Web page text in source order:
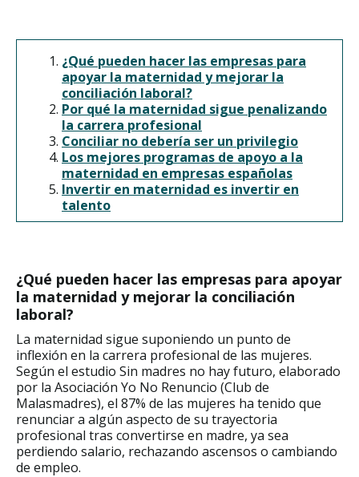
¿Qué pueden hacer las empresas para
apoyar la maternidad y mejorar la
conciliación laboral?
Por qué la maternidad sigue penalizando
la carrera profesional
Conciliar no debería ser un privilegio
Los mejores programas de apoyo a la
maternidad en empresas españolas
Invertir en maternidad es invertir en
talento
¿Qué pueden hacer las empresas para apoyar
la maternidad y mejorar la conciliación
laboral?
La maternidad sigue suponiendo un punto de
inflexión en la carrera profesional de las mujeres.
Según el estudio Sin madres no hay futuro, elaborado
por la Asociación Yo No Renuncio (Club de
Malasmadres), el 87% de las mujeres ha tenido que
renunciar a algún aspecto de su trayectoria
profesional tras convertirse en madre, ya sea
perdiendo salario, rechazando ascensos o cambiando
de empleo.